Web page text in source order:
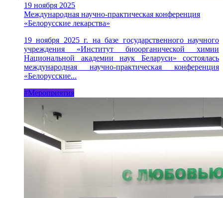
19 ноября 2025
Международная научно-практическая конференция
«Белорусские лекарства»
19 ноября 2025 г. на базе государственного научного
учреждения «Институт биоорганической химии
Национальной академии наук Беларуси» состоялась
международная научно-практическая конференция
«Белорусские...
#Мероприятия